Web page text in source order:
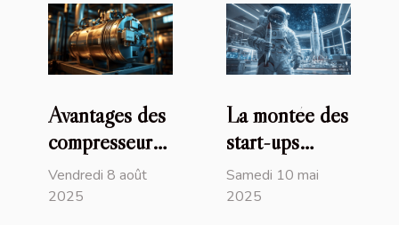
Avantages des
compresseurs
basse pression
dans les
Vendredi 8 août
2025
La montée des
start-ups
spatiales
privées et leur
Samedi 10 mai
2025